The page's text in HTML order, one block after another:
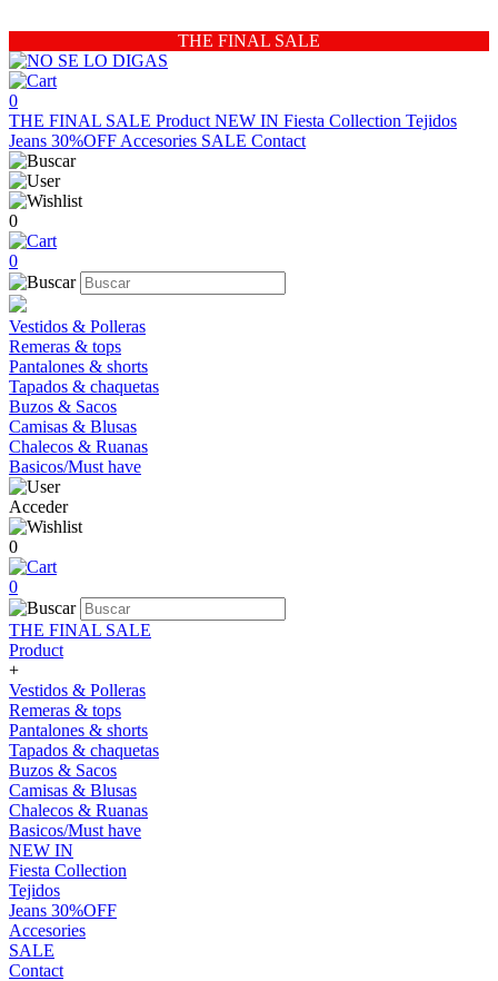
THE FINAL SALE
0
THE FINAL SALE Product NEW IN Fiesta Collection Tejidos
Jeans 30%OFF Accesories SALE Contact
0
0
Vestidos & Polleras
Remeras & tops
Pantalones & shorts
Tapados & chaquetas
Buzos & Sacos
Camisas & Blusas
Chalecos & Ruanas
Basicos/Must have
Acceder
0
0
THE FINAL SALE
Product
+
Vestidos & Polleras
Remeras & tops
Pantalones & shorts
Tapados & chaquetas
Buzos & Sacos
Camisas & Blusas
Chalecos & Ruanas
Basicos/Must have
NEW IN
Fiesta Collection
Tejidos
Jeans 30%OFF
Accesories
SALE
Contact